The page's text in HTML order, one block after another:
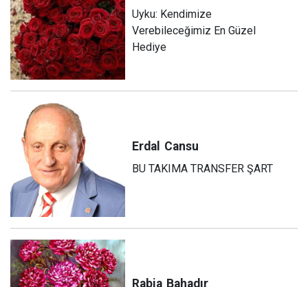
Uyku: Kendimize
Verebileceğimiz En Güzel
Hediye
Erdal Cansu
BU TAKIMA TRANSFER ŞART
Rabia Bahadır